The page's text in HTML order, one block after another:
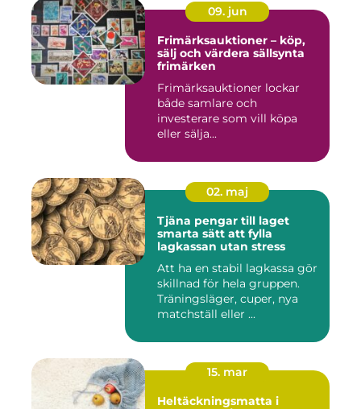
09. jun
Frimärksauktioner – köp,
sälj och värdera sällsynta
frimärken
Frimärksauktioner lockar
både samlare och
investerare som vill köpa
eller sälja...
02. maj
Tjäna pengar till laget
smarta sätt att fylla
lagkassan utan stress
Att ha en stabil lagkassa gör
skillnad för hela gruppen.
Träningsläger, cuper, nya
matchställ eller ...
15. mar
Heltäckningsmatta i